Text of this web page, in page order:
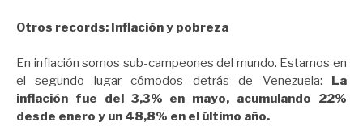
Otros records: Inflación y pobreza
En inflación somos sub-campeones del mundo. Estamos en
el segundo lugar cómodos detrás de Venezuela: La
inflación fue del 3,3% en mayo, acumulando 22%
desde enero y un 48,8% en el último año.